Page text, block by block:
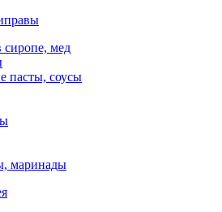
сиропе, мед
пасты, соусы
маринады